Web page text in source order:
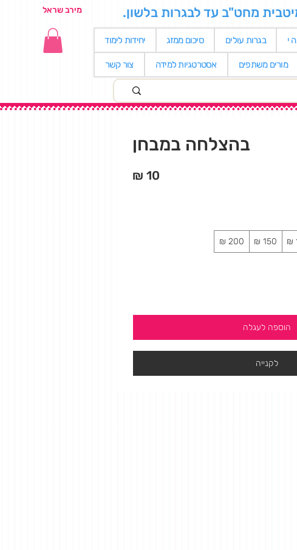
מירב שראל מחט"ב עד לבגרות בלשון.
י בגרות עולים סיכום ממזג יחידות לימוד
מורים משתפים אסטרטגיות למידה צור קשר
בהצלחה במבחן
הוספה לעגלה
לקנייה